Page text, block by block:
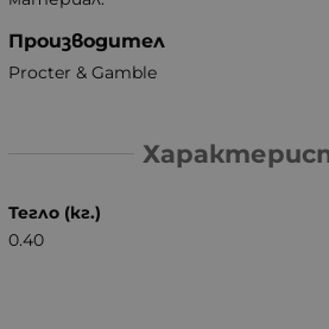
Производител
Procter & Gamble
Тегло (кг.)
0.40